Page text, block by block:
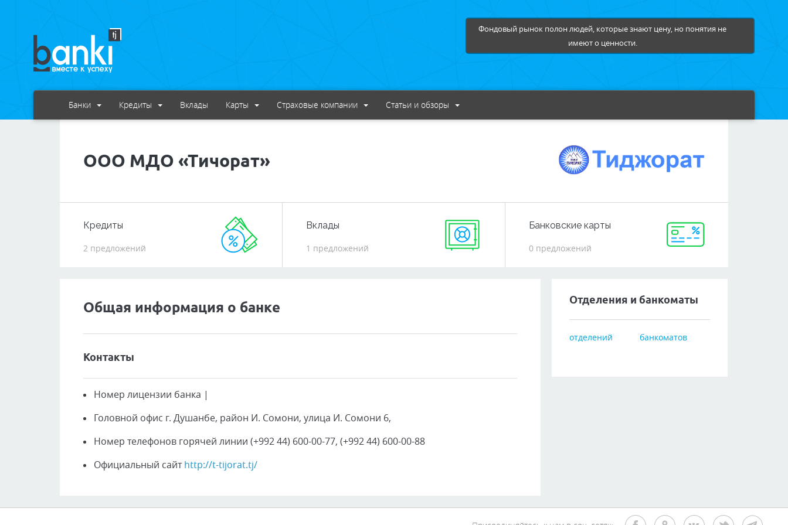
Фондовый рынок полон людей, которые знают цену, но понятия не
имеют о ценности.
Банки Кредиты Вклады Карты Страховые компании Статьи и обзоры
ООО МДО «Тичорат»
Кредиты
2 предложений
Вклады
1 предложений
Банковские карты
0 предложений
Общая информация о банке
Контакты
Номер лицензии банка |
Головной офис г. Душанбе, район И. Сомони, улица И. Сомони 6,
Номер телефонов горячей линии (+992 44) 600-00-77, (+992 44) 600-00-88
Официальный сайтhttp://t-tijorat.tj/
Отделения и банкоматы
отделений банкоматов